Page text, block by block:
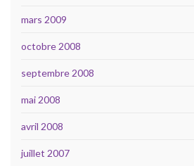
mars 2009
octobre 2008
septembre 2008
mai 2008
avril 2008
juillet 2007